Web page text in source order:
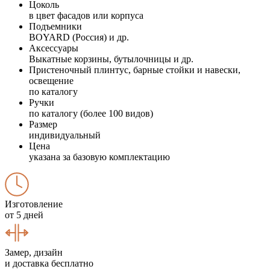
Цоколь
в цвет фасадов или корпуса
Подъемники
BOYARD (Россия) и др.
Аксессуары
Выкатные корзины, бутылочницы и др.
Пристеночный плинтус, барные стойки и навески,
освещение
по каталогу
Ручки
по каталогу (более 100 видов)
Размер
индивидуальный
Цена
указана за базовую комплектацию
Изготовление
от 5 дней
Замер, дизайн
и доставка бесплатно